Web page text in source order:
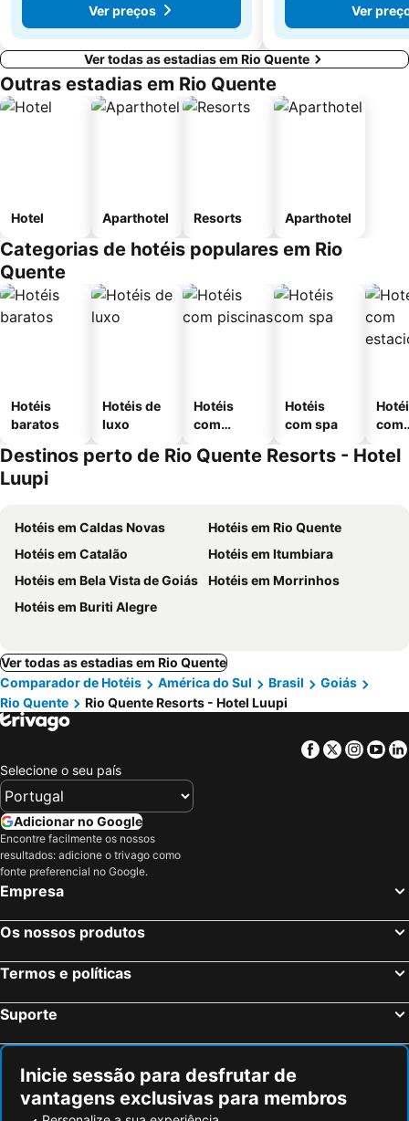
Ver preços
Ver
Ver todas as estadias em Rio Quente
Outras estadias em Rio Quente
Hotel Aparthotel Resorts Aparthotel
Categorias de hotéis populares em Rio
Quente
Hotéis
baratos
Hotéis de
luxo
Hotéis
com
Hotéis
com spa
com
Destinos perto de Rio Quente Resorts - Hotel
Luupi
Hotéis em Caldas Novas
Hotéis em Rio Quente
Hotéis em Catalão
Hotéis em Itumbiara
Hotéis em Bela Vista de Goiás
Hotéis em Morrinhos
Hotéis em Buriti Alegre
Ver todas as estadias em Rio Quente
Comparador de Hotéis
América do Sul Brasil
Goiás
Rio Quente
Rio Quente Resorts - Hotel Luupi
Facebook
Twitter
Selecione o seu país
Adicionar no Google
Encontre facilmente os nossos
resultados: adicione o trivago como
fonte preferencial no Google.
Empresa
Os nossos produtos
Termos e políticas
Suporte
Inicie sessão para desfrutar de
vantagens exclusivas para membros